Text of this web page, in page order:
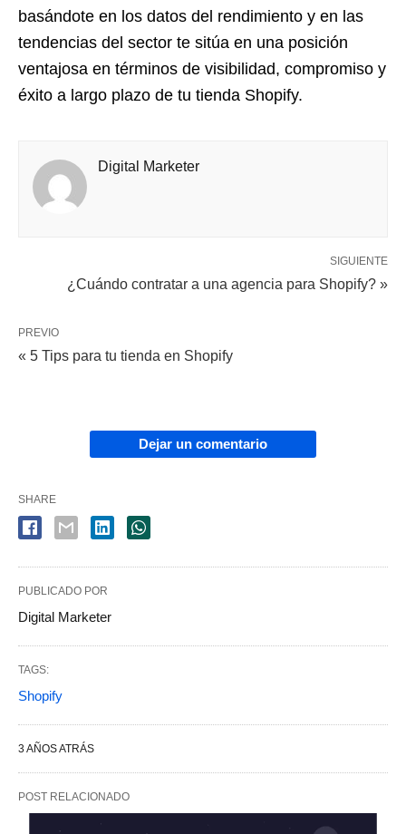
basándote en los datos del rendimiento y en las
tendencias del sector te sitúa en una posición
ventajosa en términos de visibilidad, compromiso y
éxito a largo plazo de tu tienda Shopify.
Digital Marketer
SIGUIENTE
¿Cuándo contratar a una agencia para Shopify? »
PREVIO
« 5 Tips para tu tienda en Shopify
Dejar un comentario
SHARE
PUBLICADO POR
Digital Marketer
TAGS:
Shopify
3 AÑOS ATRÁS
POST RELACIONADO